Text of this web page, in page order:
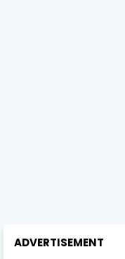
ADVERTISEMENT